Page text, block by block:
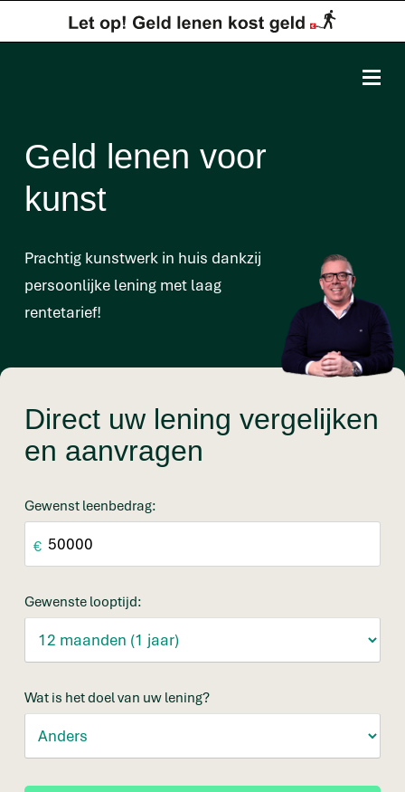
Geld lenen voor
kunst
Prachtig kunstwerk in huis dankzij
persoonlijke lening met laag
rentetarief!
Direct uw lening vergelijken
en aanvragen
Gewenst leenbedrag:
€
Gewenste looptijd:
Wat is het doel van uw lening?